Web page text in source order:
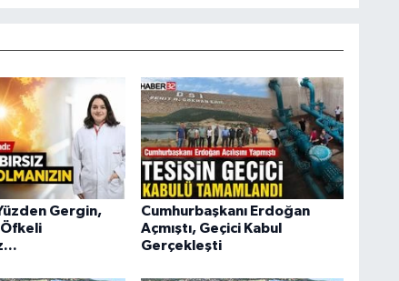
Gergin,
Öfkeli
Cumhurbaşkanı Erdoğan
Açmıştı, Geçici Kabul
Gerçekleşti